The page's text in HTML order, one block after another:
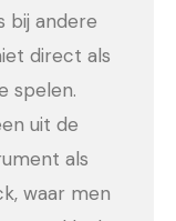
bij andere
direct als
spelen.
uit de
als
waar men